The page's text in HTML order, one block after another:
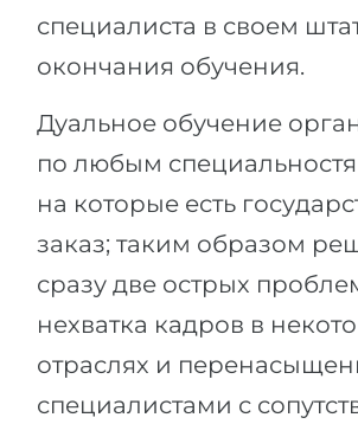
специалиста в своем
окончания обучения.
Дуальное обучение
по любым
на которые есть
заказ; таким образом
сразу две острых
нехватка кадров в
отраслях и
специалистами с